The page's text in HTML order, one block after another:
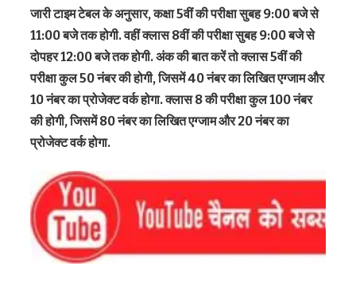
जारी टाइम टेबल के अनुसार, कक्षा 5वीं की परीक्षा सुबह 9:00 बजे से
11:00 बजे तक होगी. वहीं क्लास 8वीं की परीक्षा सुबह 9:00 बजे से
दोपहर 12:00 बजे तक होगी. अंक की बात करें तो क्लास 5वीं की
परीक्षा कुल 50 नंबर की होगी, जिसमें 40 नंबर का लिखित एग्जाम और
10 नंबर का प्रोजेक्ट वर्क होगा. क्लास 8 की परीक्षा कुल 100 नंबर
की होगी, जिसमें 80 नंबर का लिखित एग्जाम और 20 नंबर का
प्रोजेक्ट वर्क होगा.